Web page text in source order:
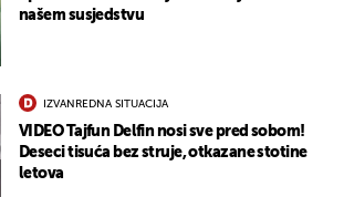
našem susjedstvu
IZVANREDNA SITUACIJA
VIDEO Tajfun Delfin nosi sve pred sobom!
Deseci tisuća bez struje, otkazane stotine
letova